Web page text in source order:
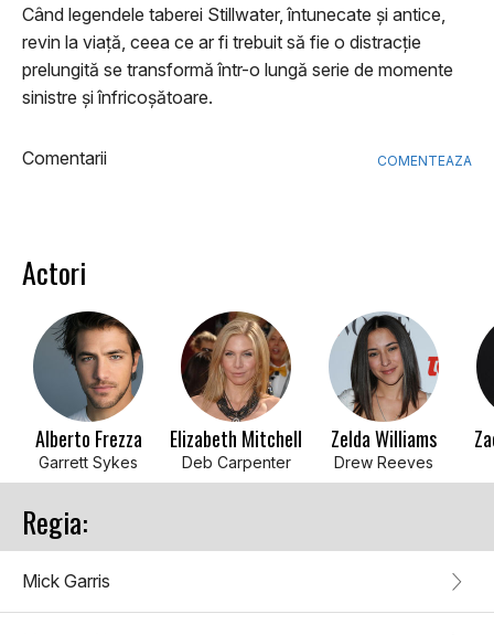
Când legendele taberei Stillwater, întunecate și antice,
revin la viață, ceea ce ar fi trebuit să fie o distracție
prelungită se transformă într-o lungă serie de momente
sinistre și înfricoșătoare.
Comentarii COMENTEAZA
Actori
Alberto Frezza
Garrett Sykes
Elizabeth Mitchell
Deb Carpenter
Zelda Williams
Drew Reeves
Regia:
Mick Garris